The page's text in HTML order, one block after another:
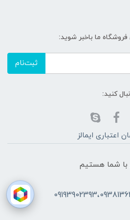
ما باخبر شوید:
ثبت‌نام
کنید:
با شما هستیم
26325642،021-